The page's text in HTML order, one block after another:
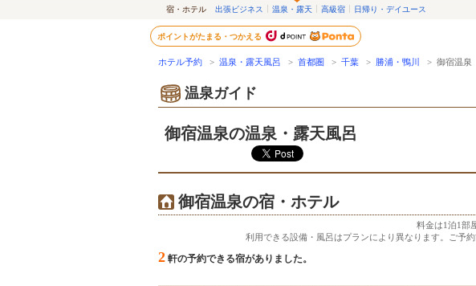
宿・ホテル 出張ビジネス 温泉・露天 高級宿 日帰り・デイユース
ポイントがたまる・つかえる
ホテル予約 > 温泉・露天風呂 > 首都圏 > 千葉 > 勝浦・鴨川 > 御宿温泉
温泉ガイド
御宿温泉の温泉・露天風呂
御宿温泉の宿・ホテル
料金は1泊1部
利用できる設備・風呂はプランにより異なります。ご予
2 軒の予約できる宿がありました。